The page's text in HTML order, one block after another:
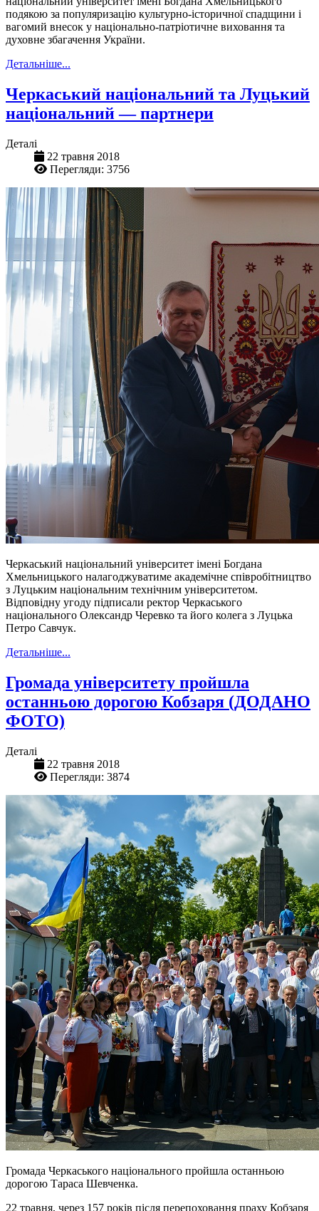
подякою за популяризацію культурно-історичної спадщини і
вагомий внесок у національно-патріотичне виховання та
духовне збагачення України.
Детальніше...
Черкаський національний та Луцький
національний — партнери
Деталі
22 травня 2018
Перегляди: 3756
Черкаський національний університет імені Богдана
Хмельницького налагоджуватиме академічне співробітництво
з Луцьким національним технічним університетом.
Відповідну угоду підписали ректор Черкаського
національного Олександр Черевко та його колега з Луцька
Петро Савчук.
Детальніше...
Громада університету пройшла
останньою дорогою Кобзаря (ДОДАНО
ФОТО)
Деталі
22 травня 2018
Перегляди: 3874
Громада Черкаського національного пройшла останньою
дорогою Тараса Шевченка.
22 травня, через 157 років після перепоховання праху Кобзаря